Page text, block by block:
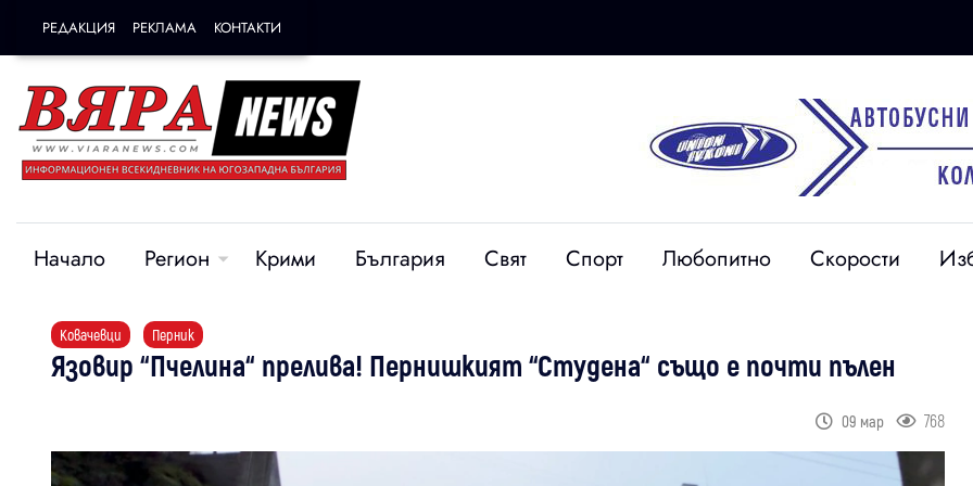
РЕДАКЦИЯ РЕКЛАМА КОНТАКТИ
Начало Регион Крими България Свят Спорт Любопитно Скорости
Ковачевци Перник
Язовир “Пчелина“ прелива! Пернишкият “Студена“ също е почти пълен
09 мар 768